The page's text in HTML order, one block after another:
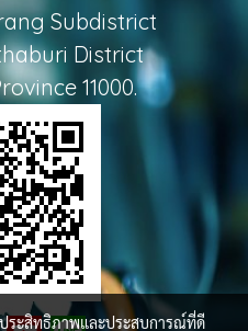
Subdistrict
District
11000.
ประสิทธิภาพและประสบการณ์ที่ดี